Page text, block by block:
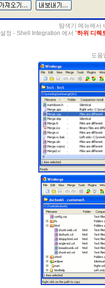
탐색기 메뉴에서
설정 - Shell Integration 에서 "하위 디렉
도움